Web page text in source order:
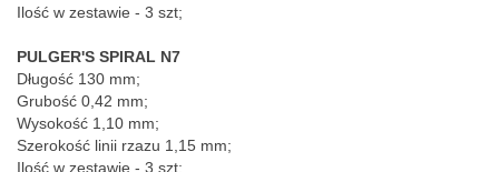
Ilość w zestawie - 3 szt;
PULGER'S SPIRAL N7
Długość 130 mm;
Grubość 0,42 mm;
Wysokość 1,10 mm;
Szerokość linii rzazu 1,15 mm;
Ilość w zestawie - 3 szt;